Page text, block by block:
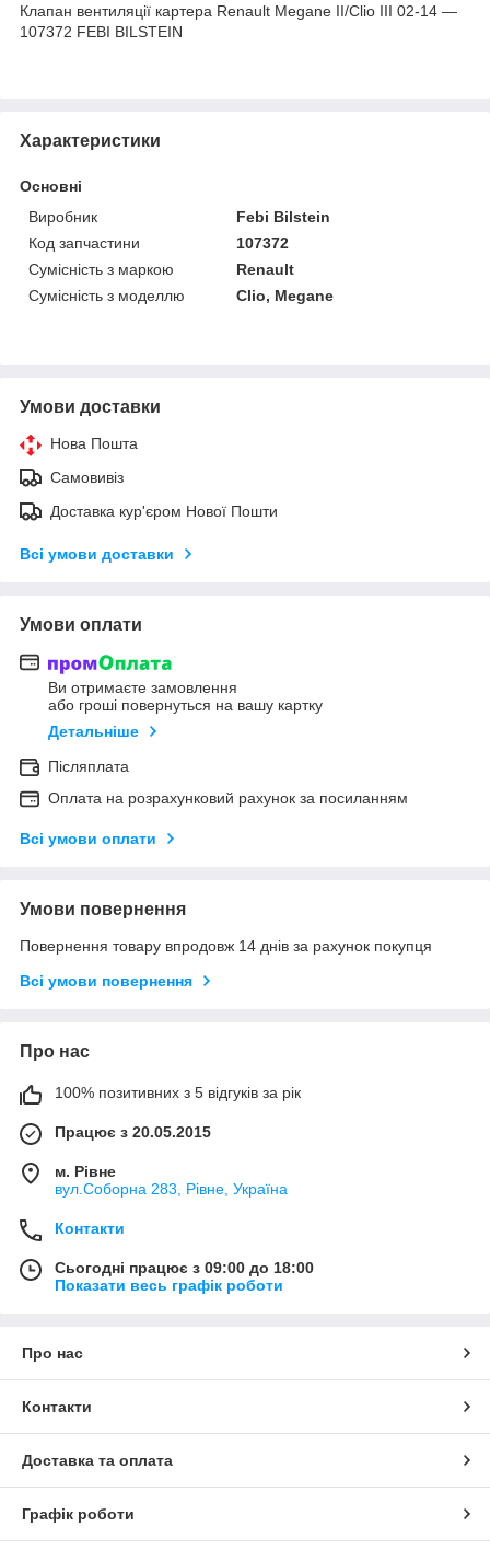
Клапан вентиляції картера Renault Megane II/Clio III 02-14 —
107372 FEBI BILSTEIN
Характеристики
Основні
Виробник
Febi Bilstein
Код запчастини
107372
Сумісність з маркою
Renault
Сумісність з моделлю
Clio, Megane
Умови доставки
Нова Пошта
Самовивіз
Доставка кур'єром Нової Пошти
Всі умови доставки
Умови оплати
Ви отримаєте замовлення
або гроші повернуться на вашу картку
Детальніше
Післяплата
Оплата на розрахунковий рахунок за посиланням
Всі умови оплати
Умови повернення
Повернення товару впродовж 14 днів за рахунок покупця
Всі умови повернення
Про нас
100% позитивних з 5 відгуків за рік
Працює з 20.05.2015
м. Рівне
вул.Соборна 283, Рівне, Україна
Контакти
Сьогодні працює з 09:00 до 18:00
Показати весь графік роботи
Про нас
Контакти
Доставка та оплата
Графік роботи